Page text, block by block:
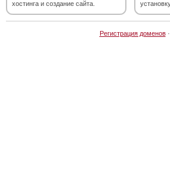
хостинга и создание сайта.
Регистрация доменов·